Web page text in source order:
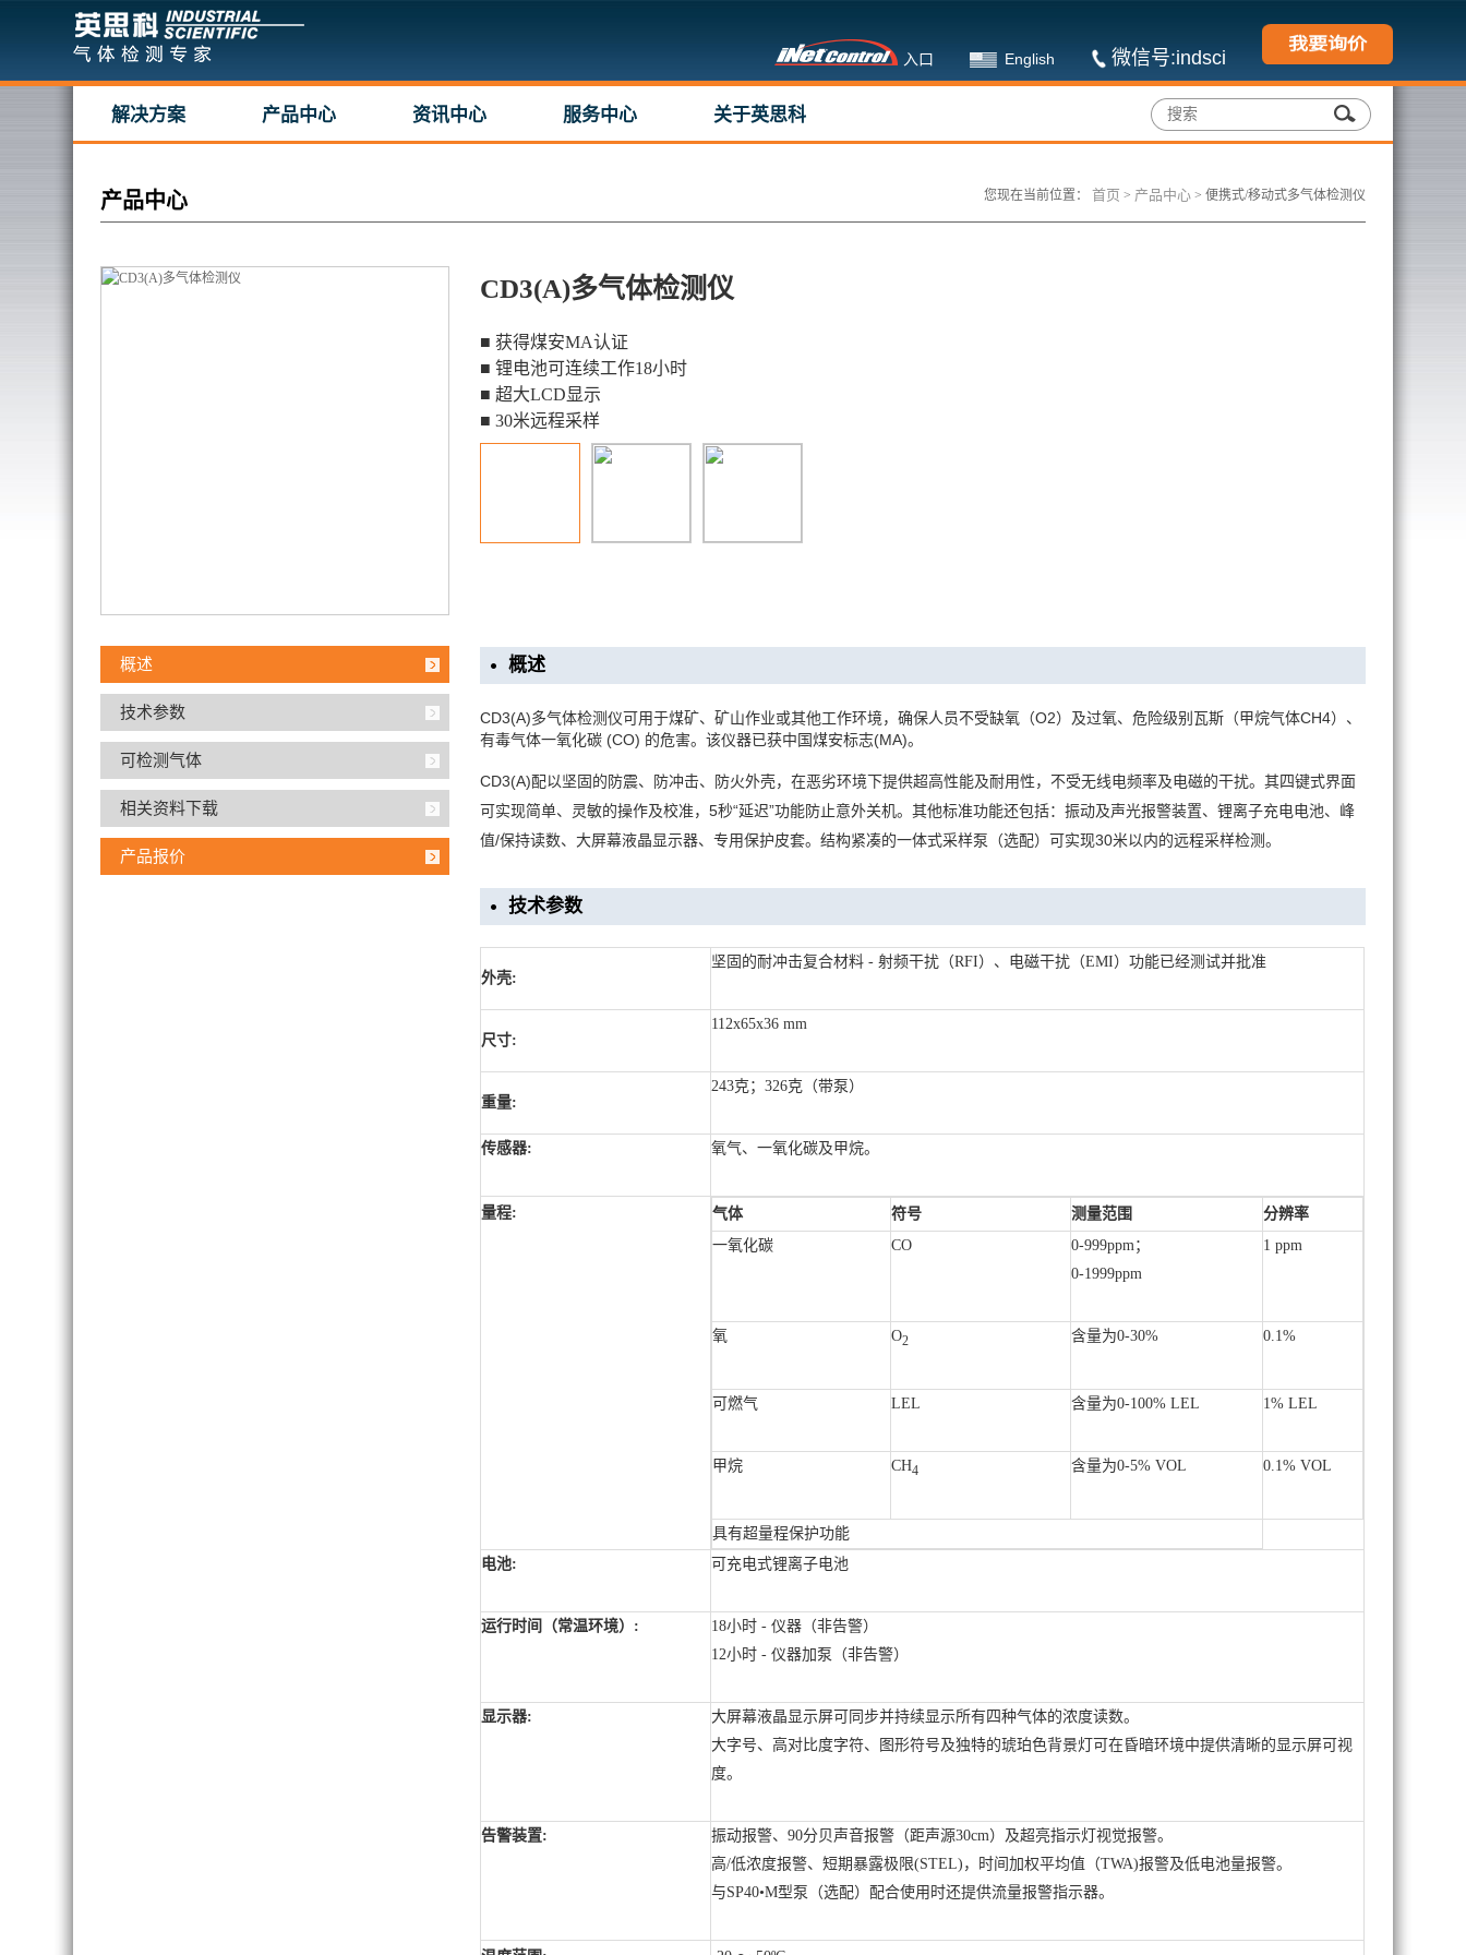
入口 English 微信号:indsci
解决方案 产品中心 资讯中心 服务中心 关于英思科
您现在当前位置： 首页 > 产品中心> 便携式/移动式多气体检测仪
产品中心
概述
技术参数
可检测气体
相关资料下载
产品报价
CD3(A)多气体检测仪
■ 获得煤安MA认证
■ 锂电池可连续工作18小时
■ 超大LCD显示
■ 30米远程采样
概述
CD3(A)多气体检测仪可用于煤矿、矿山作业或其他工作环境，确保人员不受缺氧（O2）及过氧、危险级别瓦斯（甲烷气体CH4）、
有毒气体一氧化碳 (CO) 的危害。该仪器已获中国煤安标志(MA)。
CD3(A)配以坚固的防震、防冲击、防火外壳，在恶劣环境下提供超高性能及耐用性，不受无线电频率及电磁的干扰。其四键式界面
可实现简单、灵敏的操作及校准，5秒“延迟”功能防止意外关机。其他标准功能还包括：振动及声光报警装置、锂离子充电电池、峰
值/保持读数、大屏幕液晶显示器、专用保护皮套。结构紧凑的一体式采样泵（选配）可实现30米以内的远程采样检测。
技术参数
外壳:
坚固的耐冲击复合材料 - 射频干扰（RFI）、电磁干扰（EMI）功能已经测试并批准
尺寸:
112x65x36 mm
重量:
243克；326克（带泵）
传感器: 氧气、一氧化碳及甲烷。
量程: 气体 符号 测量范围
分辨率
一氧化碳
CO
0-999ppm；
0-1999ppm
1 ppm
氧 O2 含量为0-30% 0.1%
可燃气 LEL 含量为0-100% LEL 1% LEL
甲烷 CH4 含量为0-5% VOL 0.1% VOL
具有超量程保护功能
电池:
可充电式锂离子电池
运行时间（常温环境）:
18小时 - 仪器（非告警）
12小时 - 仪器加泵（非告警）
显示器:
大屏幕液晶显示屏可同步并持续显示所有四种气体的浓度读数。
大字号、高对比度字符、图形符号及独特的琥珀色背景灯可在昏暗环境中提供清晰的显示屏可视
度。
告警装置:
振动报警、90分贝声音报警（距声源30cm）及超亮指示灯视觉报警。
高/低浓度报警、短期暴露极限(STEL)，时间加权平均值（TWA)报警及低电池量报警。
与SP40•M型泵（选配）配合使用时还提供流量报警指示器。